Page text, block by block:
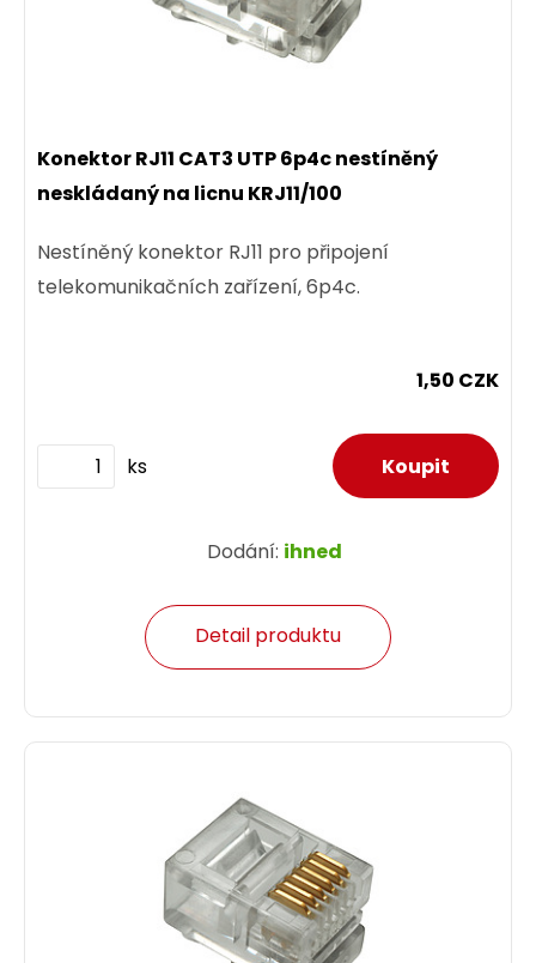
Konektor RJ11 CAT3 UTP 6p4c nestíněný
neskládaný na licnu KRJ11/100
Nestíněný konektor RJ11 pro připojení
telekomunikačních zařízení, 6p4c.
1,50 CZK
ks
Dodání: ihned
Detail produktu